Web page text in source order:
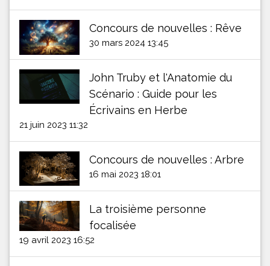
Concours de nouvelles : Rêve
30 mars 2024 13:45
John Truby et l'Anatomie du
Scénario : Guide pour les
Écrivains en Herbe
21 juin 2023 11:32
Concours de nouvelles : Arbre
16 mai 2023 18:01
La troisième personne
focalisée
19 avril 2023 16:52